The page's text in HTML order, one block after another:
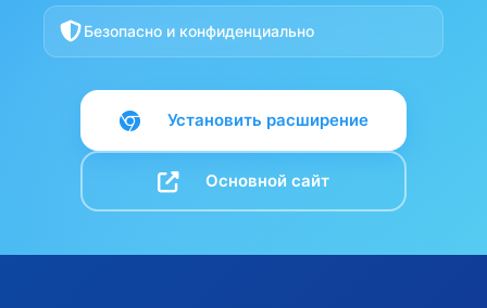
Безопасно и конфиденциально
Установить расширение
Основной сайт